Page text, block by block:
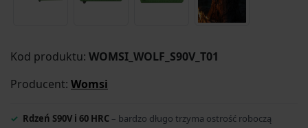
Kod produktu: WOMSI_WOLF_S90V_T01
Producent: Womsi
Rdzeń S90V i 60 HRC – bardzo długo trzyma ostrość roboczą